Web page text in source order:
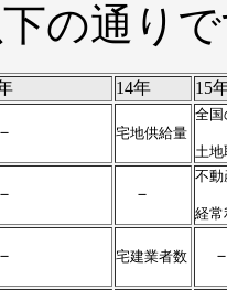
の通り
14年 15
宅地供給量
全国
土地
－
不動
経常
宅建業者数